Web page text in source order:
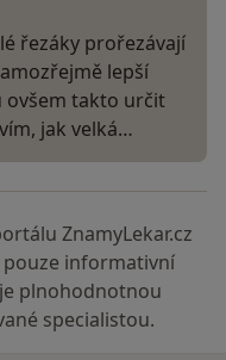
řezáky prořezávají
lepší
ovšem takto určit
jak velká…
ZnamyLekar.cz
pouze informativní
plnohodnotnou
specialistou.